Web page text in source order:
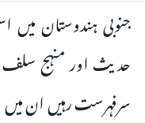
حدیث اور منہج سلف
سرفہرست رہیں ان میں